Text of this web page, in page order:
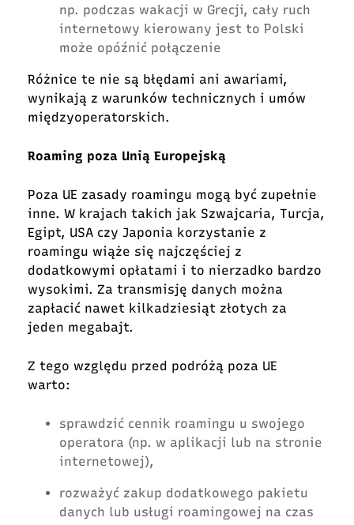
np. podczas wakacji w Grecji, cały ruch
internetowy kierowany jest to Polski
może opóźnić połączenie
Różnice te nie są błędami ani awariami,
wynikają z warunków technicznych i umów
międzyoperatorskich.
Roaming poza Unią Europejską
Poza UE zasady roamingu mogą być zupełnie
inne. W krajach takich jak Szwajcaria, Turcja,
Egipt, USA czy Japonia korzystanie z
roamingu wiąże się najczęściej z
dodatkowymi opłatami i to nierzadko bardzo
wysokimi. Za transmisję danych można
zapłacić nawet kilkadziesiąt złotych za
jeden megabajt.
Z tego względu przed podróżą poza UE
warto:
sprawdzić cennik roamingu u swojego
operatora (np. w aplikacji lub na stronie
internetowej),
rozważyć zakup dodatkowego pakietu
danych lub usługi roamingowej na czas